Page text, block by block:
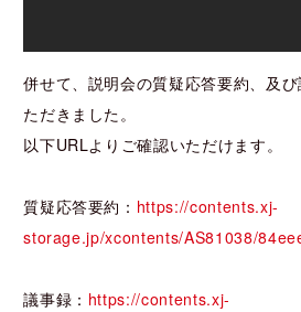
併せて、説明会の質疑応答要約、及
ただきました。
以下URLよりご確認いただけます。
質疑応答要約： https://contents.xj-
storage.jp/xcontents/AS81038/
議事録： https://contents.xj-